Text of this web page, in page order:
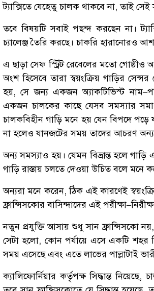
ট্যাক্সিতে যেহেতু চালক থাকবে না, তাই সেই
তবে বিষয়টি সবাই পছন্দ করছেন না।
চ্যালেঞ্জ তৈরি করছে। চাকরি হারানোরও
এ ছাড়া সেফ স্ট্রিট রেবেলের মতো গোষ্ঠীও
অংশ হিসেবে তারা স্বয়ংক্রিয় গাড়ির
হয়, সে জন্য একজন অ্যাকটিভিস্ট
একজন চালকের কাছে যেসব সমস্যার
চালকবিহীন গাড়ি মনে হয় যেন বিপদে পড়ে
না হলেও যানজটের সময় তাদের আচরণ
অন্য সমস্যাও হয়। যেমন বিভ্রান্ত হলে
গাড়ি রাস্তায় চলতে দেওয়া উচিত বলে
অন্যরা মনে করেন, ঠিক এই কারণেই
ফ্রান্সিসকোর বাসিন্দাদের এই
নতুন প্রযুক্তি আসায় শুধু সান ফ্রান্সিসকো
সেটা হলো, কোন পর্যায়ে এসে একটি শহর
সময় এসেছে এবং এতে লাভের পাল্লাটাই
ক্যালিফোর্নিয়ার কর্তৃপক্ষ সিদ্ধান্ত